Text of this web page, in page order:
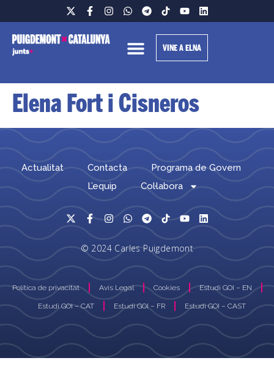
VINE A ELNA
Elena Fort i Cisneros
Actualitat Contacta
Programa de Govern
L’equip
Col·labora
© 2024 Carles Puigdemont
Política de privacitat Avís Legal Cookies Estudi GOI – EN
Estudi GOI – CAT Estudi GOI – FR Estudi GOI – CAST